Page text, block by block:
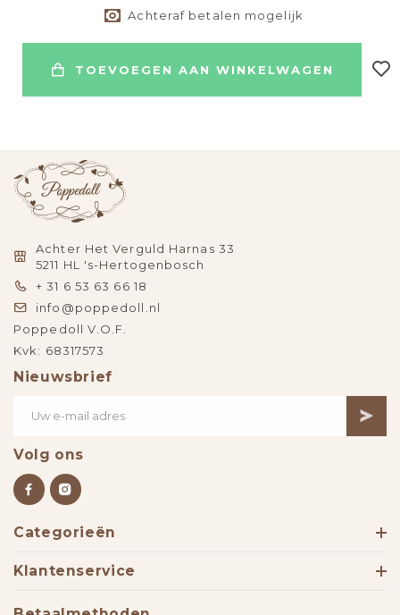
Achteraf betalen mogelijk
TOEVOEGEN AAN WINKELWAGEN
Achter Het Verguld Harnas 33
5211 HL 's-Hertogenbosch
+ 31 6 53 63 66 18
info@poppedoll.nl
Poppedoll V.O.F.
Kvk: 68317573
Nieuwsbrief
Volg ons
Categorieën
Klantenservice